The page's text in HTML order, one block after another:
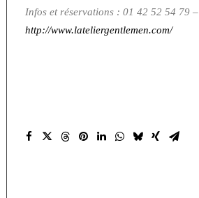
Infos et réservations : 01 42 52 54 79 –
http://www.lateliergentlemen.com/